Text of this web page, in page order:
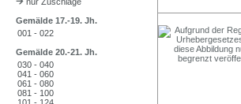
Gemälde 17.-19. Jh.
001 - 022
Gemälde 20.-21. Jh.
030 - 040
041 - 060
061 - 080
081 - 100